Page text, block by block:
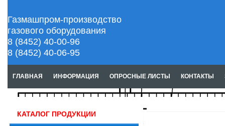
Газмашпром-производство
газового оборудования
8 (8452) 40-00-96
8 (8452) 40-06-95
ГЛАВНАЯ ИНФОРМАЦИЯ ОПРОСНЫЕ ЛИСТЫ КОНТАКТЫ
КАТАЛОГ ПРОДУКЦИИ